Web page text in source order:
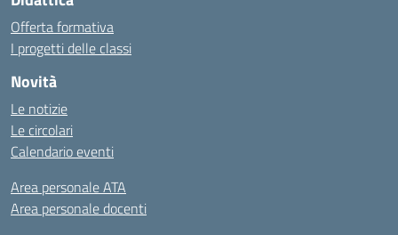
Offerta formativa
I progetti delle classi
Novità
Le notizie
Le circolari
Calendario eventi
Area personale ATA
Area personale docenti